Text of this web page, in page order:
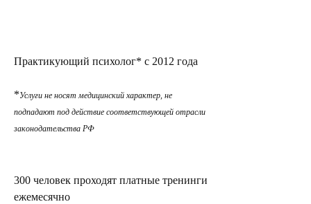
Практикующий психолог* с 2012 года
*Услуги не носят медицинский характер, не
подпадают под действие соответствующей отрасли
законодательства РФ
300 человек проходят платные тренинги
ежемесячно